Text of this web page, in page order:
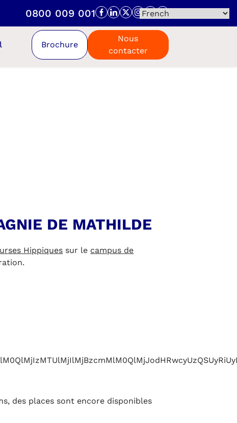
0800 009 001
Brochure
Nous
contacter
DE MATHILDE
Hippiques sur le campus de
des places sont encore disponibles